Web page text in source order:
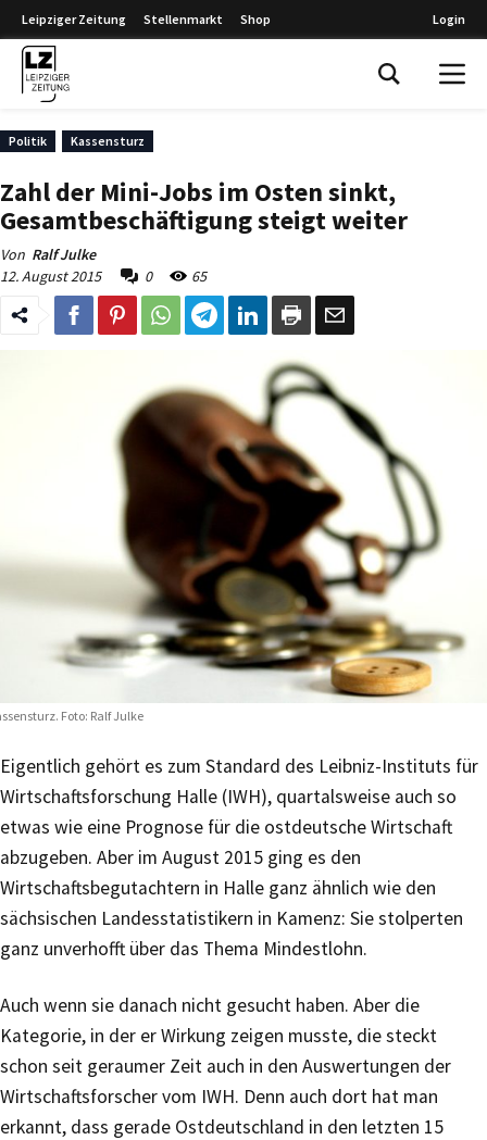
Leipziger Zeitung Stellenmarkt Shop Login
Politik Kassensturz
Zahl der Mini-Jobs im Osten sinkt,
Gesamtbeschäftigung steigt weiter
Von Ralf Julke
12. August 2015
0 65
Foto: Ralf Julke
Eigentlich gehört es zum Standard des Leibniz-Instituts für
Wirtschaftsforschung Halle (IWH), quartalsweise auch so
etwas wie eine Prognose für die ostdeutsche Wirtschaft
abzugeben. Aber im August 2015 ging es den
Wirtschaftsbegutachtern in Halle ganz ähnlich wie den
sächsischen Landesstatistikern in Kamenz: Sie stolperten
ganz unverhofft über das Thema Mindestlohn.
Auch wenn sie danach nicht gesucht haben. Aber die
Kategorie, in der er Wirkung zeigen musste, die steckt
schon seit geraumer Zeit auch in den Auswertungen der
Wirtschaftsforscher vom IWH. Denn auch dort hat man
erkannt, dass gerade Ostdeutschland in den letzten 15